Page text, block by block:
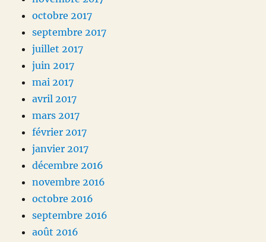
octobre 2017
septembre 2017
juillet 2017
juin 2017
mai 2017
avril 2017
mars 2017
février 2017
janvier 2017
décembre 2016
novembre 2016
octobre 2016
septembre 2016
août 2016